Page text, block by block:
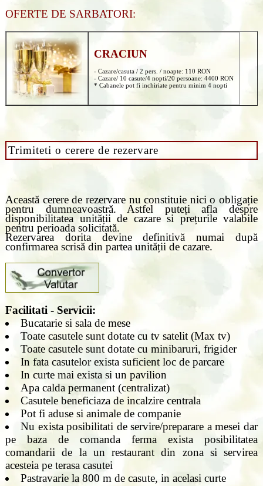
OFERTE DE SARBATORI:
CRACIUN
- Cazare/casuta / 2 pers. / noapte: 110 RON
- Cazare/ 10 casute/4 nopti/20 persoane: 4400 RON
* Cabanele pot fi inchiriate pentru minim 4 nopti
Trimiteti o cerere de rezervare
Această cerere de rezervare nu constituie nici o obligație
pentru dumneavoastră. Astfel puteți afla despre
disponibilitatea unității de cazare si prețurile valabile
pentru perioada solicitată.
Rezervarea dorita devine definitivă numai după
confirmarea scrisă din partea unității de cazare.
Facilitati - Servicii:
Bucatarie si sala de mese
Toate casutele sunt dotate cu tv satelit (Max tv)
Toate casutele sunt dotate cu minibaruri, frigider
In fata casutelor exista suficient loc de parcare
In curte mai exista si un pavilion
Apa calda permanent (centralizat)
Casutele beneficiaza de incalzire centrala
Pot fi aduse si animale de companie
Nu exista posibilitati de servire/preparare a mesei dar
pe baza de comanda ferma exista posibilitatea
comandarii de la un restaurant din zona si servirea
acesteia pe terasa casutei
Pastravarie la 800 m de casute, in acelasi curte